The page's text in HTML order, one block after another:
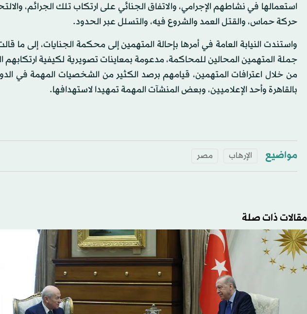
استعمالها في نشاطهم الإجرامي، والاتفاق الجنائي على ارتكاب تلك الجرائم،
حركة حماس، والقتل العمد والشروع فيه، والتسلل عبر الحدود.
جملة المتهمين المحالين للمحاكمة، مدعومة بمعاينات تصويرية لكيفية
من خلال اعترافات المتهمين، قيامهم برصد الكثير من الشخصيات المهمة في
بالقاهرة وأحد الإعلاميين، وبعض المنشآت المهمة تمهيدا لاستهدافها.
مواضيع الإرهاب مصر
مقالات ذات صلة